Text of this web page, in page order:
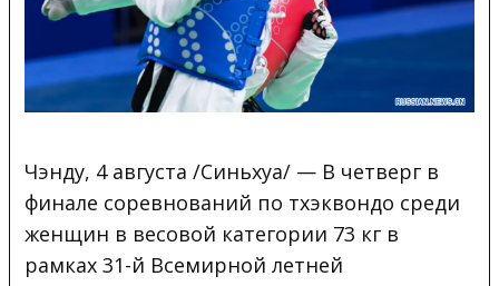
Чэнду, 4 августа /Синьхуа/ — В четверг в
финале соревнований по тхэквондо среди
женщин в весовой категории 73 кг в
рамках 31-й Всемирной летней